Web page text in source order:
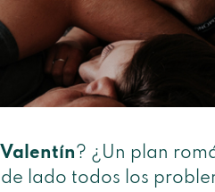
? ¿Un plan
lado todos los